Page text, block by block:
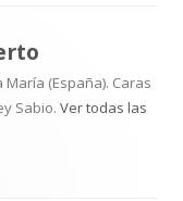
(España). Caras
Sabio. Ver todas las